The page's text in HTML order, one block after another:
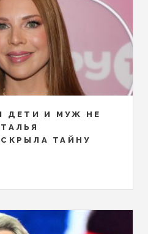
ДЕТИ И МУЖ НЕ
ТАЙНУ